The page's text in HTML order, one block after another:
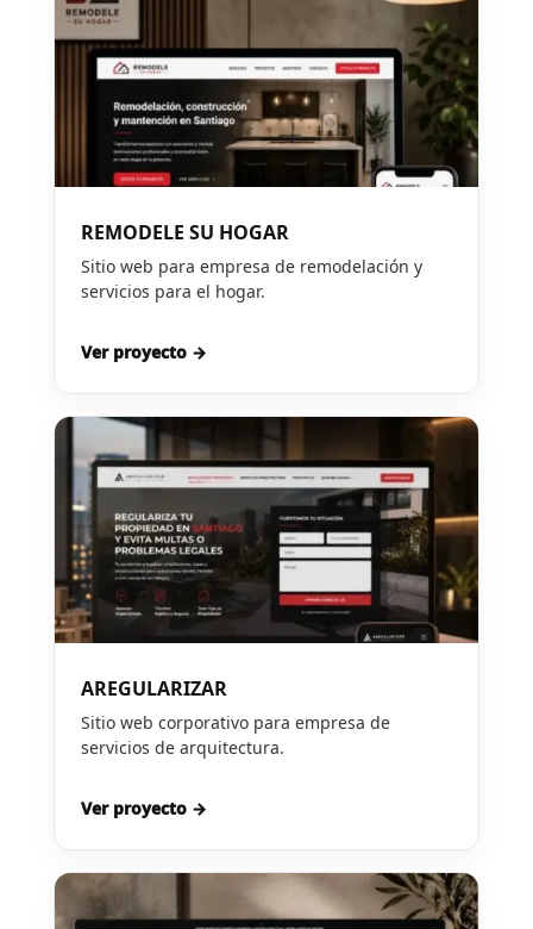
REMODELE SU HOGAR
Sitio web para empresa de remodelación y
servicios para el hogar.
Ver proyecto →
AREGULARIZAR
Sitio web corporativo para empresa de
servicios de arquitectura.
Ver proyecto →